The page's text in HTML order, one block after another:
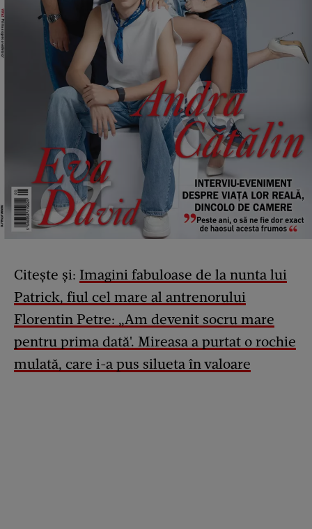
Citește și: Imagini fabuloase de la nunta lui
Patrick, fiul cel mare al antrenorului
Florentin Petre: „Am devenit socru mare
pentru prima dată'. Mireasa a purtat o rochie
mulată, care i-a pus silueta în valoare